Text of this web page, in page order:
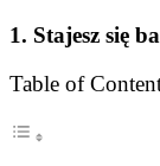
1. Stajesz się
Table of